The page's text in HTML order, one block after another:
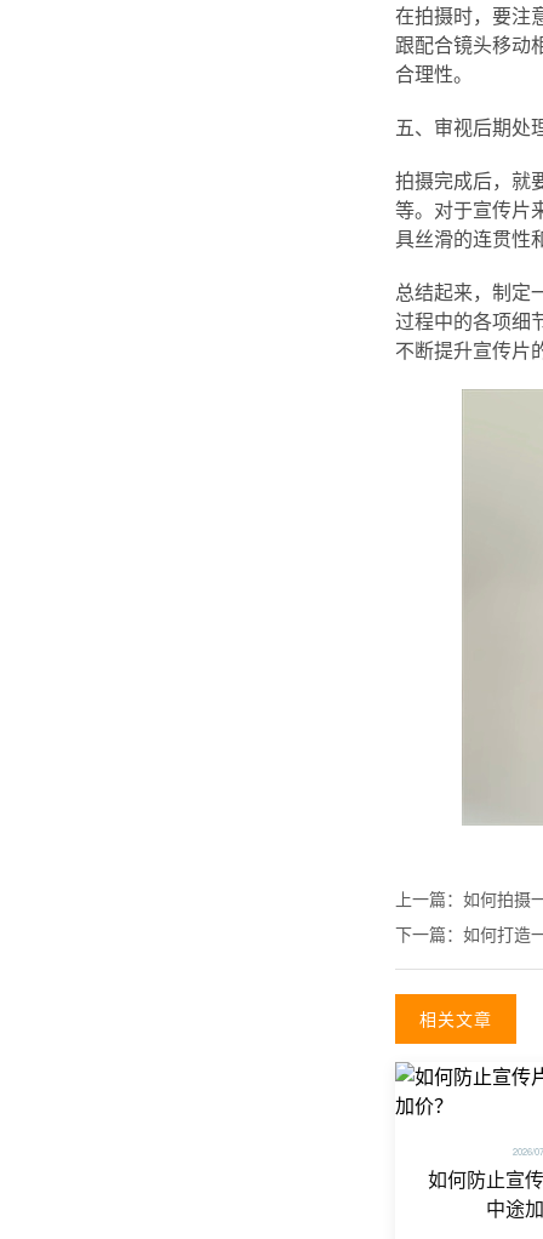
在拍摄时，要注
跟配合镜头移动
合理性。
五、审视后期处
拍摄完成后，就
等。对于宣传片
具丝滑的连贯性
总结起来，制定
过程中的各项细
不断提升宣传片
上一篇： 如何拍摄
下一篇： 如何打造
相关文章
2026/
如何防止宣
中途